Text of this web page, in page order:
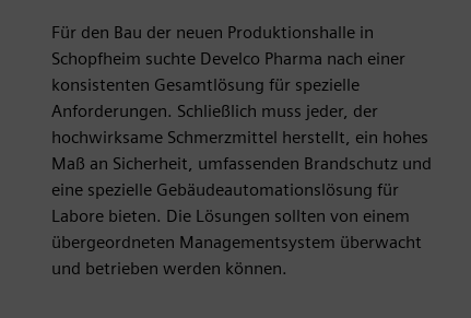
Für den Bau der neuen Produktionshalle in
Schopfheim suchte Develco Pharma nach einer
konsistenten Gesamtlösung für spezielle
Anforderungen. Schließlich muss jeder, der
hochwirksame Schmerzmittel herstellt, ein hohes
Maß an Sicherheit, umfassenden Brandschutz und
eine spezielle Gebäudeautomationslösung für
Labore bieten. Die Lösungen sollten von einem
übergeordneten Managementsystem überwacht
und betrieben werden können.